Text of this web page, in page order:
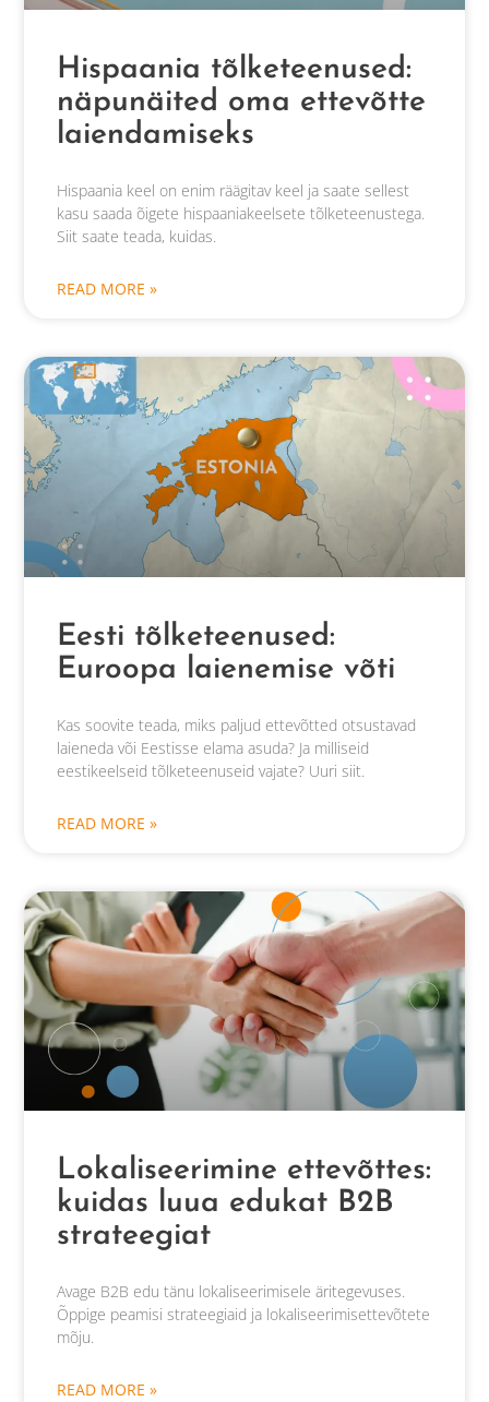
Hispaania tõlketeenused:
näpunäited oma ettevõtte
laiendamiseks
Hispaania keel on enim räägitav keel ja saate sellest
kasu saada õigete hispaaniakeelsete tõlketeenustega.
Siit saate teada, kuidas.
READ MORE »
Eesti tõlketeenused:
Euroopa laienemise võti
Kas soovite teada, miks paljud ettevõtted otsustavad
laieneda või Eestisse elama asuda? Ja milliseid
eestikeelseid tõlketeenuseid vajate? Uuri siit.
READ MORE »
Lokaliseerimine ettevõttes:
kuidas luua edukat B2B
strateegiat
Avage B2B edu tänu lokaliseerimisele äritegevuses.
Õppige peamisi strateegiaid ja lokaliseerimisettevõtete
mõju.
READ MORE »